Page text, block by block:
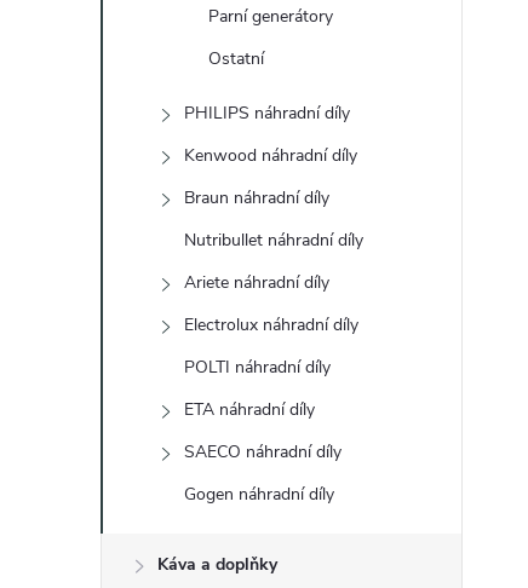
Parní generátory
Ostatní
PHILIPS náhradní díly
Kenwood náhradní díly
Braun náhradní díly
Nutribullet náhradní díly
Ariete náhradní díly
Electrolux náhradní díly
POLTI náhradní díly
ETA náhradní díly
SAECO náhradní díly
Gogen náhradní díly
Káva a doplňky